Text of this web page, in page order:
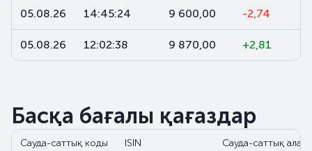
05.08.26 14:45:24 9 600,00 -2,74
05.08.26 12:02:38 9 870,00 +2,81
Басқа бағалы қағаздар
Сауда-саттық коды ISIN Сауда-саттық алаң